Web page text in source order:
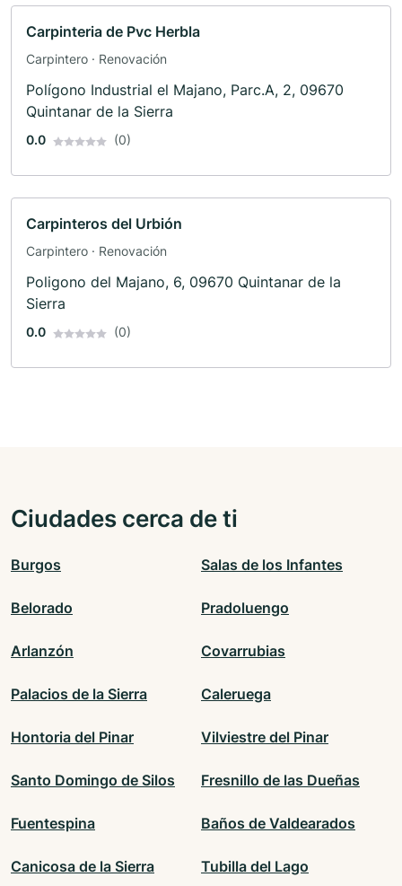
Carpinteria de Pvc Herbla
Carpintero · Renovación
Polígono Industrial el Majano, Parc.A, 2, 09670
Quintanar de la Sierra
0.0 (0)
Carpinteros del Urbión
Carpintero · Renovación
Poligono del Majano, 6, 09670 Quintanar de la
Sierra
0.0 (0)
Ciudades cerca de ti
Burgos Salas de los Infantes
Belorado Pradoluengo
Arlanzón Covarrubias
Palacios de la Sierra Caleruega
Hontoria del Pinar Vilviestre del Pinar
Santo Domingo de Silos Fresnillo de las Dueñas
Fuentespina Baños de Valdearados
Canicosa de la Sierra Tubilla del Lago